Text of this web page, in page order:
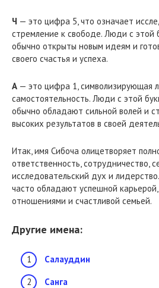
Ч — это цифра 5, что означает
стремление к свободе. Люди с этой
обычно открыты новым идеям и
своего счастья и успеха.
А — это цифра 1, символизирующая
самостоятельность. Люди с этой
обычно обладают сильной волей и
высоких результатов в своей
Итак, имя Сибоча олицетворяет
ответственность, сотрудничество,
исследовательский дух и
часто обладают успешной
отношениями и счастливой семьей.
Другие имена:
Салауддин
Санга